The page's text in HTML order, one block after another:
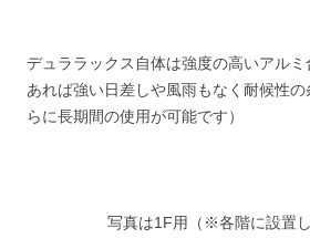
デュララックス自体は強度の高いアル
あれば強い日差しや風雨もなく耐候性
らに長期間の使用が可能です）
写真は1F用（※各階に設置し